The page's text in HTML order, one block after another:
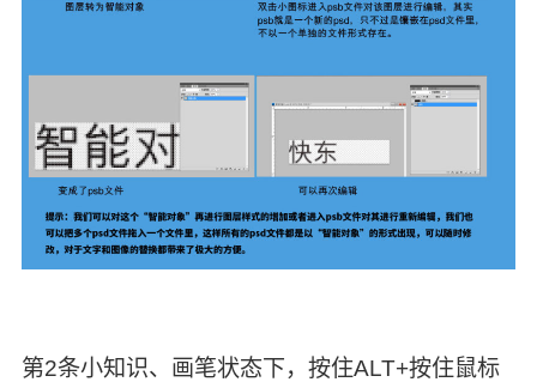
第2条小知识、画笔状态下，按住ALT+按住鼠标